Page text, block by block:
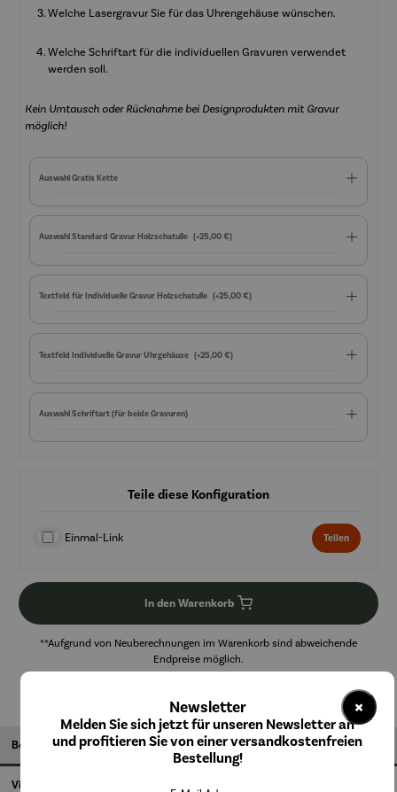
Welche Lasergravur Sie für das Uhrengehäuse wünschen.
Welche Schriftart für die individuellen Gravuren verwendet
werden soll.
Kein Umtausch oder Rücknahme bei Designprodukten mit Gravur
möglich!
Auswahl Gratis Kette
Auswahl Standard Gravur Holzschatulle (+25,00 €)
Textfeld für Individuelle Gravur Holzschatulle (+25,00 €)
Textfeld Individuelle Gravur Uhrgehäuse (+25,00 €)
Auswahl Schriftart (für beide Gravuren)
Teile diese Konfiguration
Einmal-Link Teilen
In den Warenkorb
**Aufgrund von Neuberechnungen im Warenkorb sind abweichende
Endpreise möglich.
Beschreibung
Videos
×
Newsletter
Melden Sie sich jetzt für unseren Newsletter an
und profitieren Sie von einer versandkostenfreien
Bestellung!